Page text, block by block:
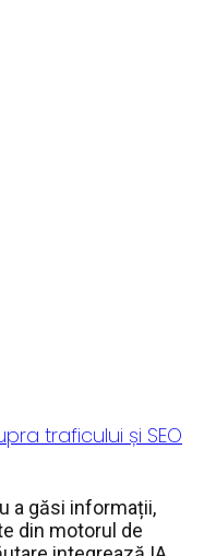
traficului și SEO
a găsi informații,
din motorul de